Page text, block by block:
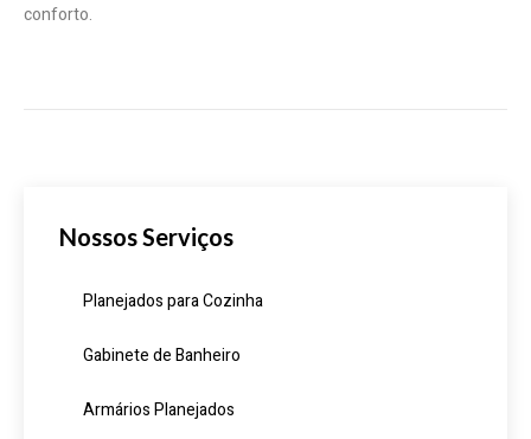
conforto.
Nossos Serviços
Planejados para Cozinha
Gabinete de Banheiro
Armários Planejados